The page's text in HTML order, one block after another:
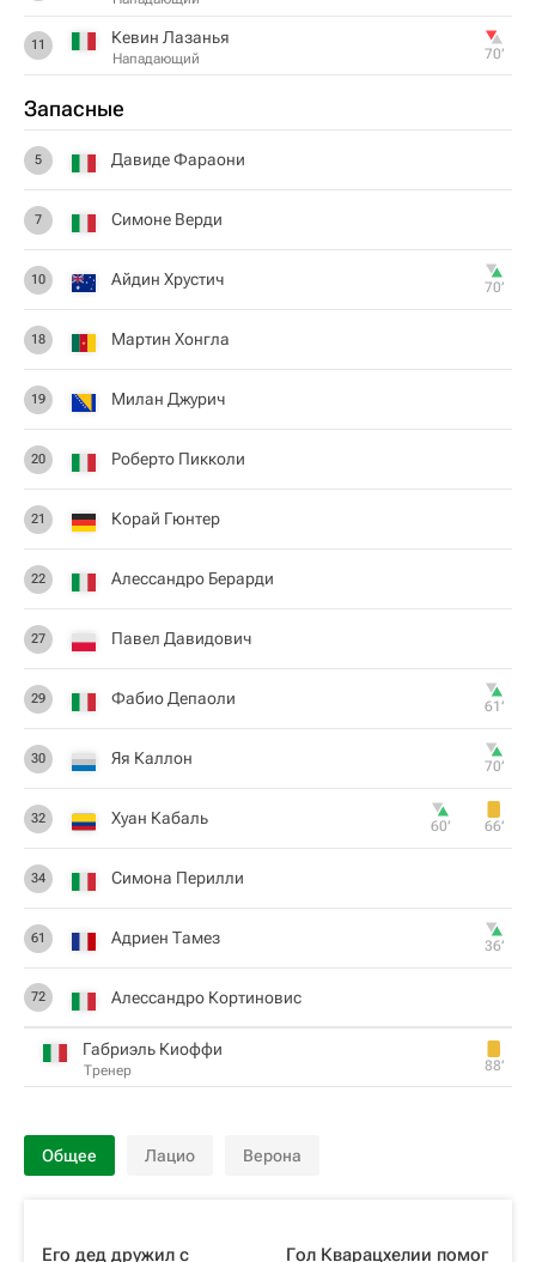
11 Кевин Лазанья
Нападающий 70‎’‎
Запасные
5 Давиде Фараони
7 Симоне Верди
10 Айдин Хрустич 70‎’‎
18 Мартин Хонгла
19 Милан Джурич
20 Роберто Пикколи
21 Корай Гюнтер
22 Алессандро Берарди
27 Павел Давидович
29 Фабио Депаоли 61‎’‎
30 Яя Каллон 70‎’‎
32 Хуан Кабаль 60‎’‎ 66‎’‎
34 Симона Перилли
61 Адриен Тамез 36‎’‎
72 Алессандро Кортиновис
Габриэль Киоффи
Тренер 88‎’‎
Общее Лацио Верона
Его дед дружил с
Гол Кварацхелии помог